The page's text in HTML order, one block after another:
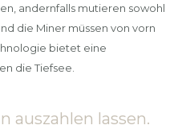
andernfalls mutieren sowohl
die Miner müssen von vorn
bietet eine
die Tiefsee.
auszahlen lassen.